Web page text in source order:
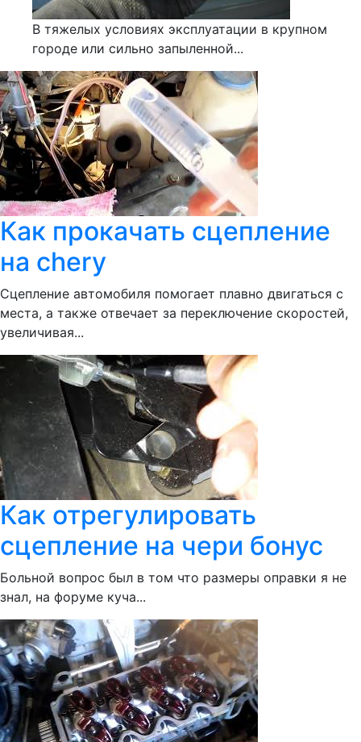
В тяжелых условиях эксплуатации в крупном
городе или сильно запыленной...
Как прокачать сцепление
на chery
Сцепление автомобиля помогает плавно двигаться с
места, а также отвечает за переключение скоростей,
увеличивая...
Как отрегулировать
сцепление на чери бонус
Больной вопрос был в том что размеры оправки я не
знал, на форуме куча...